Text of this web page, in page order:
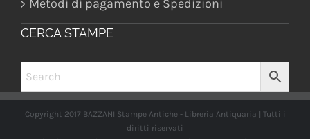
Metodi di pagamento e Spedizioni
CERCA STAMPE
Copyright 2017 BAZZANI Stampe Antiche - Libreria Antiquaria | Tutti i
diritti riservati